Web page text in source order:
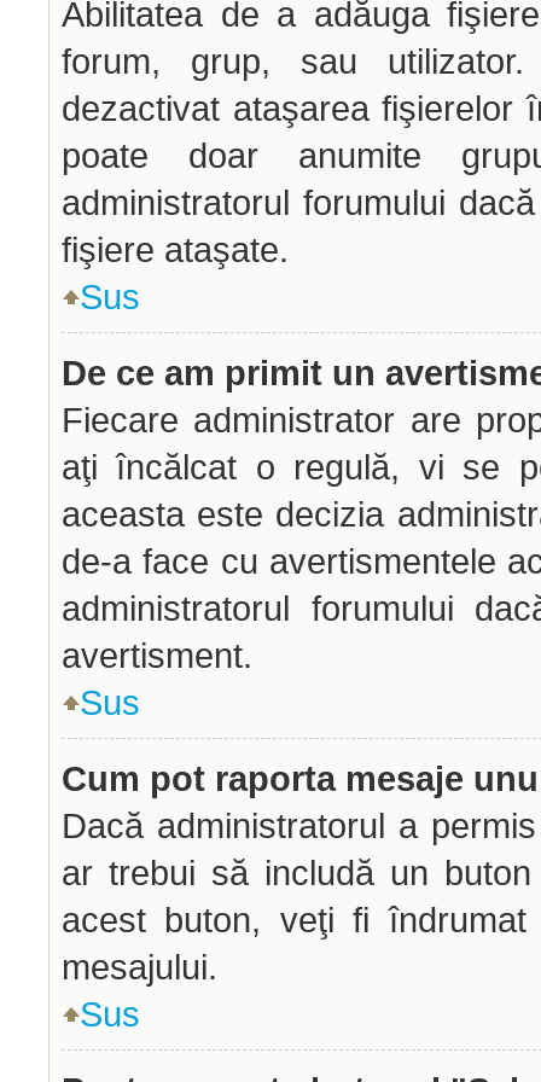
Abilitatea de a adăuga
forum, grup, sau
dezactivat ataşarea
poate doar anumite
administratorul forumului
fişiere ataşate.
Sus
De ce am primit un
Fiecare administrator are
aţi încălcat o regulă, vi se
aceasta este decizia
de-a face cu avertismentele
administratorul forumului
avertisment.
Sus
Cum pot raporta mesaje
Dacă administratorul a
ar trebui să includă un
acest buton, veţi fi
mesajului.
Sus